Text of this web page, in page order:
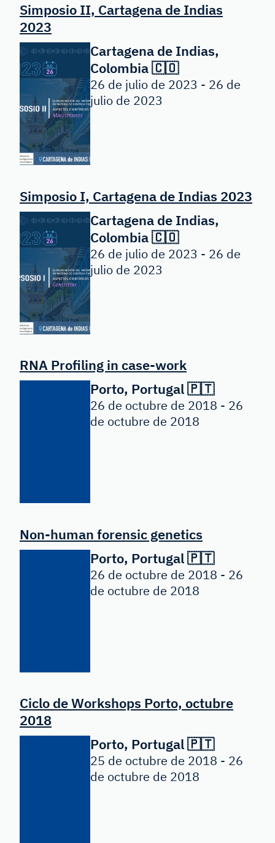
Simposio II, Cartagena de Indias
2023
Cartagena de Indias,
Colombia 🇨🇴
26 de julio de 2023 - 26 de
julio de 2023
Simposio I, Cartagena de Indias 2023
Cartagena de Indias,
Colombia 🇨🇴
26 de julio de 2023 - 26 de
julio de 2023
RNA Profiling in case-work
Porto, Portugal 🇵🇹
26 de octubre de 2018 - 26
de octubre de 2018
Non-human forensic genetics
Porto, Portugal 🇵🇹
26 de octubre de 2018 - 26
de octubre de 2018
Ciclo de Workshops Porto, octubre
2018
Porto, Portugal 🇵🇹
25 de octubre de 2018 - 26
de octubre de 2018